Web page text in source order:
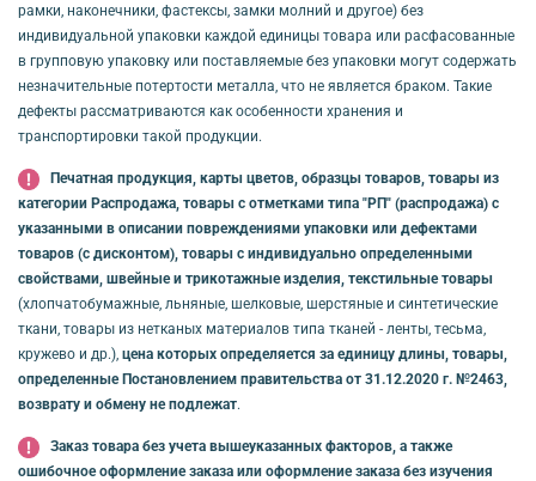
рамки, наконечники, фастексы, замки молний и другое) без
индивидуальной упаковки каждой единицы товара или расфасованные
в групповую упаковку или поставляемые без упаковки могут содержать
незначительные потертости металла, что не является браком. Такие
дефекты рассматриваются как особенности хранения и
транспортировки такой продукции.
Печатная продукция, карты цветов, образцы товаров, товары из
категории Распродажа, товары с отметками типа "РП" (распродажа) с
указанными в описании повреждениями упаковки или дефектами
товаров (с дисконтом), товары с индивидуально определенными
свойствами, швейные и трикотажные изделия, текстильные товары
(хлопчатобумажные, льняные, шелковые, шерстяные и синтетические
ткани, товары из нетканых материалов типа тканей - ленты, тесьма,
кружево и др.), цена которых определяется за единицу длины, товары,
определенные Постановлением правительства от 31.12.2020 г. №2463,
возврату и обмену не подлежат.
Заказ товара без учета вышеуказанных факторов, а также
ошибочное оформление заказа или оформление заказа без изучения